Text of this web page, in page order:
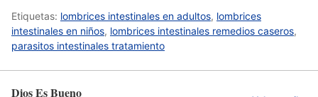
Etiquetas: lombrices intestinales en adultos, lombrices
intestinales en niños, lombrices intestinales remedios caseros,
parasitos intestinales tratamiento
Dios Es Bueno